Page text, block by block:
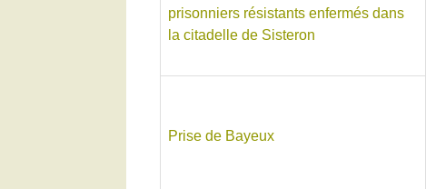
prisonniers résistants enfermés dans
la citadelle de Sisteron
Prise de Bayeux